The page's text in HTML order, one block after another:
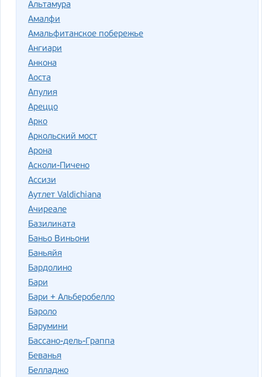
Альтамура
Амалфи
Амальфитанское побережье
Ангиари
Анкона
Аоста
Апулия
Ареццо
Арко
Аркольский мост
Арона
Асколи-Пичено
Ассизи
Аутлет Valdichiana
Ачиреале
Базиликата
Баньо Виньони
Баньяйя
Бардолино
Бари
Бари + Альберобелло
Бароло
Барумини
Бассано-дель-Граппа
Беванья
Белладжо